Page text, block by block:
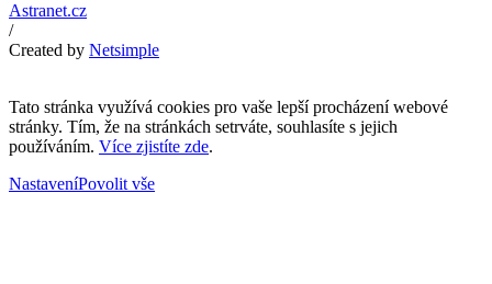
Astranet.cz
/
Created by Netsimple
Tato stránka využívá cookies pro vaše lepší procházení webové
stránky. Tím, že na stránkách setrváte, souhlasíte s jejich
používáním. Více zjistíte zde.
NastaveníPovolit vše